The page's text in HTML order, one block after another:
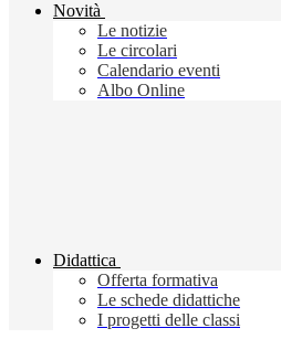
Novità
Le notizie
Le circolari
Calendario eventi
Albo Online
Didattica
Offerta formativa
Le schede didattiche
I progetti delle classi